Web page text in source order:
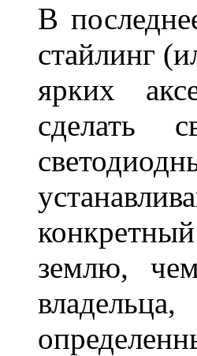
В
стайлинг
ярких
сделать
землю,